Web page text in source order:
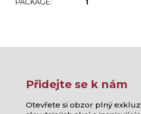
PACKAGE: 1
Přidejte se k nám
Otevřete si obzor plný